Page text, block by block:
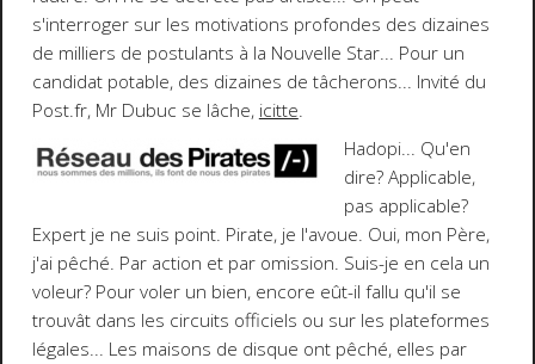
s'interroger sur les motivations profondes des dizaines
de milliers de postulants à la Nouvelle Star... Pour un
candidat potable, des dizaines de tâcherons... Invité du
Post.fr, Mr Dubuc se lâche, icitte.
Hadopi... Qu'en
dire? Applicable,
pas applicable?
Expert je ne suis point. Pirate, je l'avoue. Oui, mon Père,
j'ai pêché. Par action et par omission. Suis-je en cela un
voleur? Pour voler un bien, encore eût-il fallu qu'il se
trouvât dans les circuits officiels ou sur les plateformes
légales... Les maisons de disque ont pêché, elles par